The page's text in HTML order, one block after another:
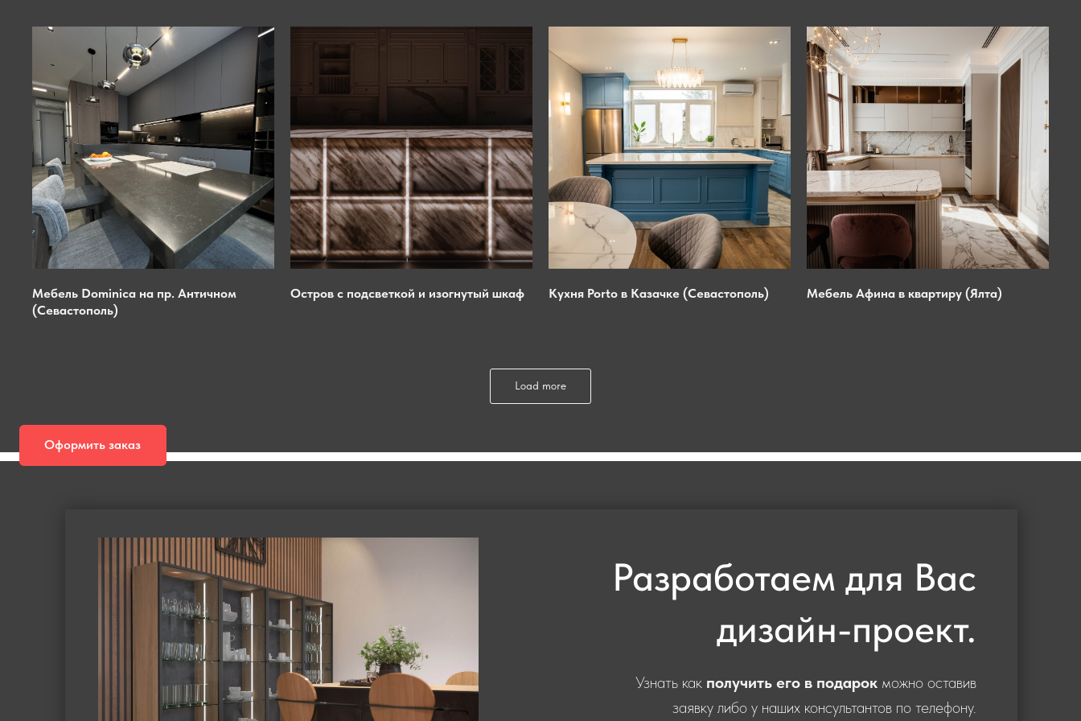
Мебель Dominica на пр. Античном
(Севастополь)
Остров с подсветкой и изогнутый шкаф Кухня Porto в Казачке (Севастополь) Мебель Афина в квартиру (Ялта)
Load more
Оформить заказ
Узнать как получить его в подарок можно оставив
заявку либо у наших консультантов по телефону.
Разработаем для Вас
дизайн-проект.